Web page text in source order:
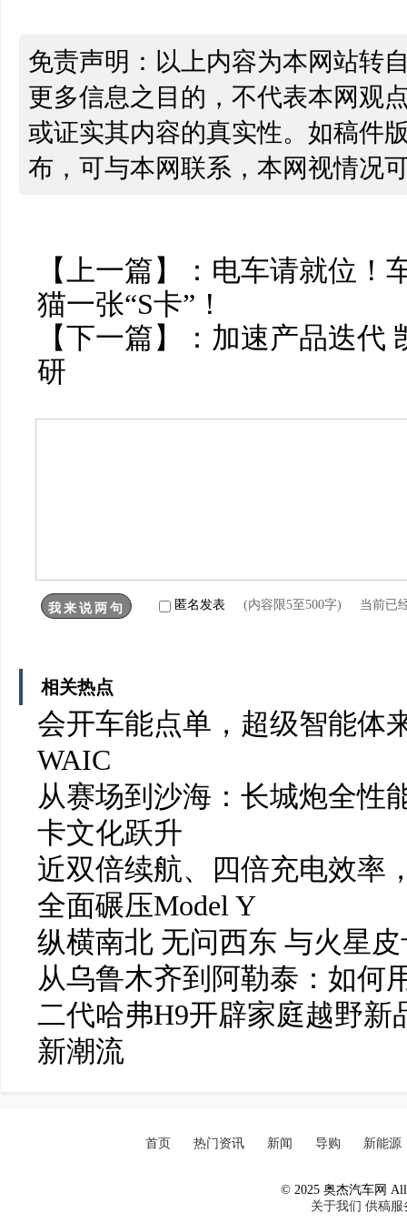
免责声明：以上内容为本网站转
更多信息之目的，不代表本网观
或证实其内容的真实性。如稿件
布，可与本网联系，本网视情况
【上一篇】： 电车请就位！
猫一张“S卡”！
【下一篇】： 加速产品迭代
研
匿名发表 (内容限5至500字) 当前已
相关热点
会开车能点单，超级智能体
WAIC
从赛场到沙海：长城炮全性
卡文化跃升
近双倍续航、四倍充电效率
全面碾压Model Y
纵横南北 无问西东 与火星
从乌鲁木齐到阿勒泰：如何
二代哈弗H9开辟家庭越野新
新潮流
首页 热门资讯 新闻 导购 新能源
© 2025 奥杰汽车网 All
关于我们 供稿服